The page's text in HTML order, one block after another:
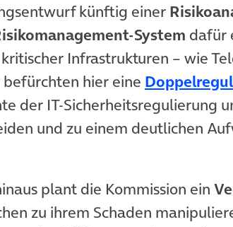
künftig einer
System dafür
Infrastrukturen – wie
befürchten hier eine
der IT-Sicherheitsregulierung
und zu einem deutlichen
plant die Kommission ein
zu ihrem Schaden